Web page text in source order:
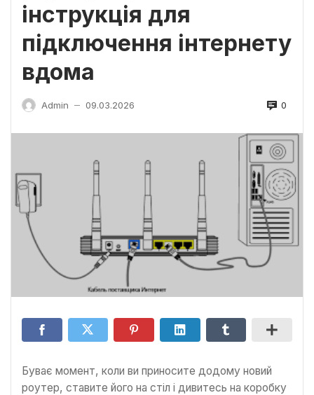
інструкція для
підключення інтернету
вдома
Admin — 09.03.2026 0
Буває момент, коли ви приносите додому новий
роутер, ставите його на стіл і дивитесь на коробку